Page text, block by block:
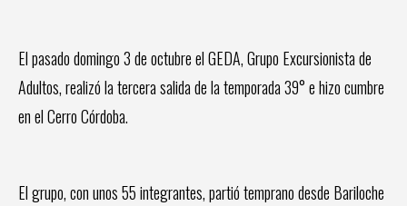
El pasado domingo 3 de octubre el GEDA, Grupo Excursionista de
Adultos, realizó la tercera salida de la temporada 39° e hizo cumbre
en el Cerro Córdoba.
El grupo, con unos 55 integrantes, partió temprano desde Bariloche